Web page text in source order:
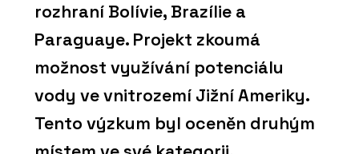
rozhraní Bolívie, Brazílie a
Paraguaye. Projekt zkoumá
možnost využívání potenciálu
vody ve vnitrozemí Jižní Ameriky.
Tento výzkum byl oceněn druhým